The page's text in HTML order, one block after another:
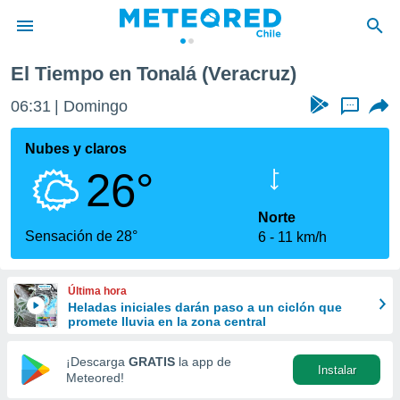
de
por
que se
calidad.
a este
las
y
forma
digital
basada
El Tiempo en Tonalá (Veracruz)
06:31 Domingo ...
Nubes y claros
26°
Sensación de 28°
Norte
6
11 km/h
Última hora
Heladas iniciales darán paso a un ciclón que
promete lluvia en la zona central
¡Descarga GRATIS la app de
Meteored!
Instalar